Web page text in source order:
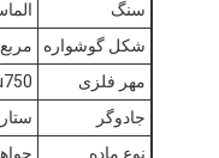
اخبار
پرونده ها
وبلاگ
سنگ
شکل گوشواره
مربع
مهر فلزی
جادوگر
نوع ماده